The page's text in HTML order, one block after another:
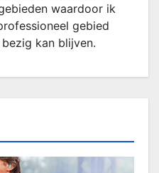
waardoor ik
gebied
kan blijven.